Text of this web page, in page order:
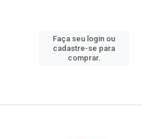
Faça seu login ou
cadastre-se para
comprar.